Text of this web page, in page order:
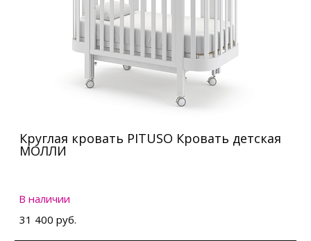
Круглая кровать PITUSO Кровать детская
МОЛЛИ
В наличии
31 400 руб.